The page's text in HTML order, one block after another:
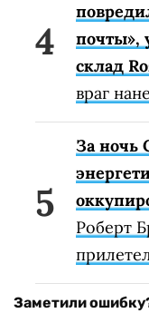
почты»,
склад
враг
За ночь
Роберт
Заметили